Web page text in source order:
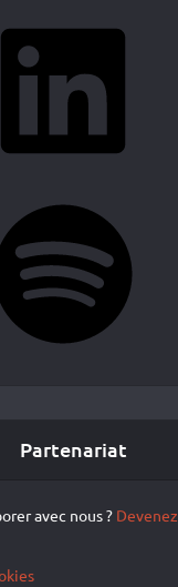
Partenariat
avec nous ? Devenez